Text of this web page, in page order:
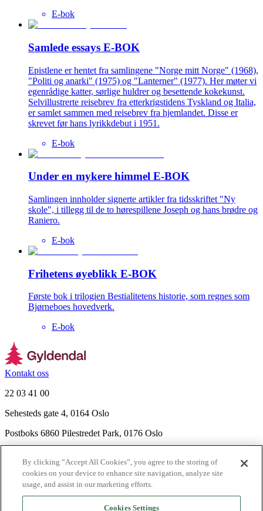
E-bok
Samlede essays E-BOK
Epistlene er hentet fra samlingene "Norge mitt Norge" (1968),
"Politi og anarki" (1975) og "Lanterner" (1977). Her møter vi
egenrådige katter, sørlige huldrer og besettende kokekunst.
Selvillustrerte reisebrev fra etterkrigstidens Tyskland og Italia,
er samlet sammen med reisebrev fra hjemlandet. Disse er
skrevet før hans lyrikkdebut i 1951.
E-bok
Under en mykere himmel E-BOK
Samlingen innholder signerte artikler fra tidsskriftet "Ny
skole", i tillegg til de to hørespillene Joseph og hans brødre og
Raniero.
E-bok
Frihetens øyeblikk E-BOK
Første bok i trilogien Bestialitetens historie, som regnes som
Bjørneboes hovedverk.
E-bok
Kontakt oss
22 03 41 00
Sehesteds gate 4, 0164 Oslo
Postboks 6860 Pilestredet Park, 0176 Oslo
Nyhetsbrev
Ledige stillinger
Send inn manus
By clicking “Accept All Cookies”, you agree to the storing of
cookies on your device to enhance site navigation, analyze site
usage, and assist in our marketing efforts.
Cookies Settings